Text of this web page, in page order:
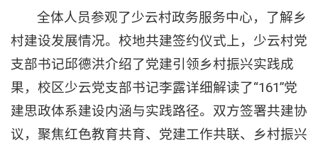
全体人员参观了少云村政务服务中心，了解乡
村建设发展情况。校地共建签约仪式上，少云村党
支部书记邱德洪介绍了党建引领乡村振兴实践成
果，校区少云党支部书记李露详细解读了“161”党
建思政体系建设内涵与实践路径。双方签署共建协
议，聚焦红色教育共育、党建工作共联、乡村振兴